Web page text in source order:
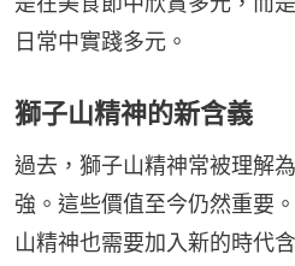
日常中實踐多元。
獅子山精神的新含義
過去，獅子山精神常被理解
強。這些價值至今仍然重要
山精神也需要加入新的時代